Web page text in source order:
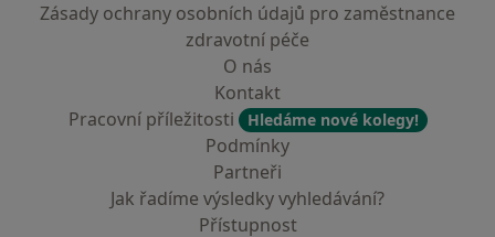
Zásady ochrany osobních údajů pro zaměstnance
zdravotní péče
O nás
Kontakt
Pracovní příležitosti
Hledáme nové kolegy!
Podmínky
Partneři
Jak řadíme výsledky vyhledávání?
Přístupnost